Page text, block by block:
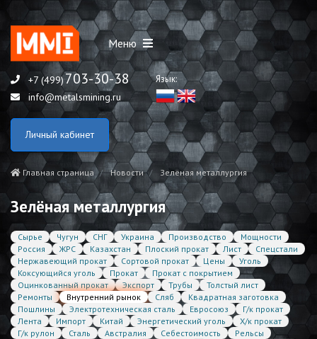
Меню
+7 (499)703-30-38
info@metalsmining.ru
Язык:
Личный кабинет
Главная страница Новости Зелёная металлургия
Зелёная металлургия
Сырье Чугун СНГ Украина Производство
Мощности
Россия
ЖРС Казахстан Плоский прокат Лист
Спецстали
Нержавеющий прокат
Сортовой прокат Цены
Уголь
Коксующийся уголь
Прокат
Прокат с покрытием
Оцинкованный прокат
Экспорт Трубы
Толстый лист
Ремонты
Внутренний рынок Сляб
Квадратная заготовка
Пошлины
Электротехническая сталь Евросоюз
Г/к прокат
Лента
Импорт Китай Энергетический уголь
Х/к прокат
Г/к рулон
Сталь Австралия Себестоимость
Рельсы